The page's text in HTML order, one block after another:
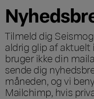
Tilmeld dig
aldrig glip af
bruger ikke din
sende dig
måneden, og vi
Mailchimp, hvis